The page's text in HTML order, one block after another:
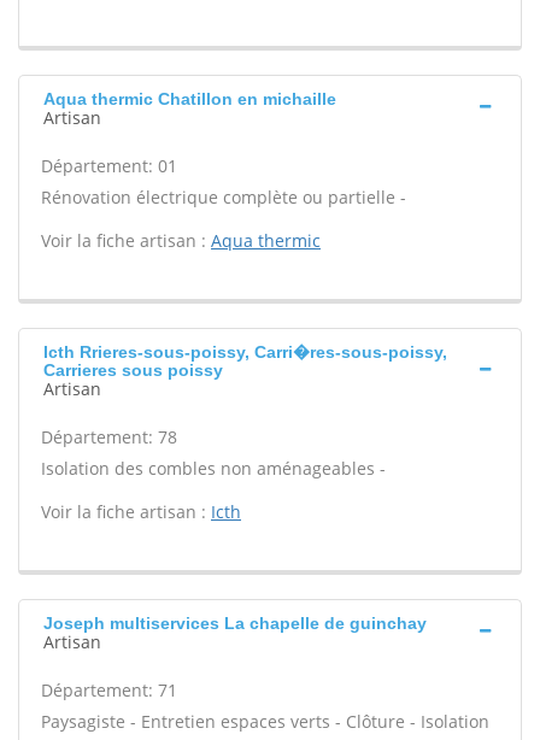
Aqua thermic Chatillon en michaille
Artisan
Département: 01
Rénovation électrique complète ou partielle -
Voir la fiche artisan : Aqua thermic
Icth Rrieres-sous-poissy, Carri�res-sous-poissy,
Carrieres sous poissy
Artisan
Département: 78
Isolation des combles non aménageables -
Voir la fiche artisan : Icth
Joseph multiservices La chapelle de guinchay
Artisan
Département: 71
Paysagiste - Entretien espaces verts - Clôture - Isolation